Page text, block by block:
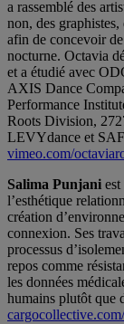
a rassemblé des
non, des graphistes,
afin de concevoir
nocturne. Octavia
et a étudié avec
AXIS Dance
Performance
Roots Division,
LEVYdance et
vimeo.com/
Salima Punjani
l’esthétique
création
connexion. Ses
processus
repos comme
les données
humains plutôt que